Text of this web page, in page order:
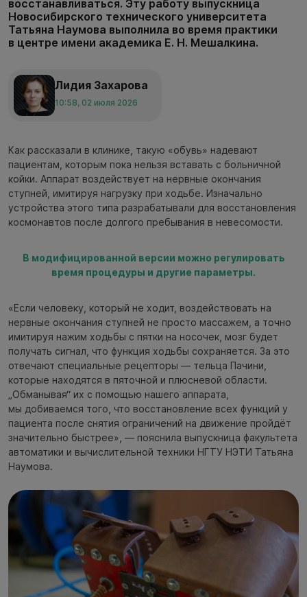
восстанавливаться. Эту работу выпускница
Новосибирского технического университета
Татьяна Наумова выполнила во время практики
в центре имени академика Е. Н. Мешалкина.
Лидия Захарова
10:58, 02 июля 2026
Как рассказали в клинике, такую «обувь» надевают
пациентам, которым пока нельзя вставать с больничной
койки. Аппарат воздействует на нервные окончания
ступней, имитируя нагрузку при ходьбе. Изначально
устройства этого типа разрабатывали для восстановления
космонавтов после долгого пребывания в невесомости.
В модифицированной версии можно регулировать
время процедуры и другие параметры.
«Если человеку, который не ходит, воздействовать на
нервные окончания ступней не просто массажем, а точно
имитируя нажим ходьбы с пятки на носочек, мозг будет
получать сигнал, что функция ходьбы сохраняется. За это
отвечают специальные рецепторы — тельца Пачини,
которые находятся в пяточной и плюсневой области.
„Обманывая“ их с помощью нашего аппарата,
мы добиваемся того, что восстановление всех функций у
пациента после снятия ограничений на движение пройдёт
значительно быстрее», — пояснила выпускница факультета
автоматики и вычислительной техники НГТУ НЭТИ Татьяна
Наумова.